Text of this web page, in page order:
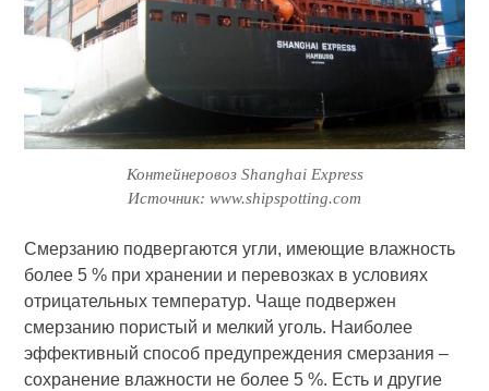
Контейнеровоз Shanghai Express
Источник: www.shipspotting.com
Смерзанию подвергаются угли, имеющие влажность
более 5 % при хранении и перевозках в условиях
отрицательных температур. Чаще подвержен
смерзанию пористый и мелкий уголь. Наиболее
эффективный способ предупреждения смерзания –
сохранение влажности не более 5 %. Есть и другие